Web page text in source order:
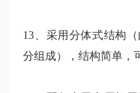
13、采用分体式结构
分组成），结构简单，